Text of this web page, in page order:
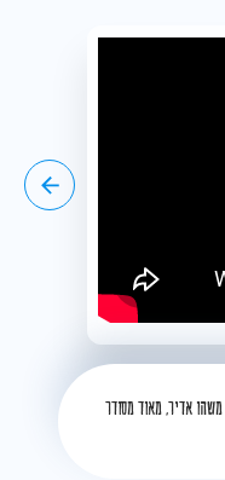
אדיר, מאוד מסודר